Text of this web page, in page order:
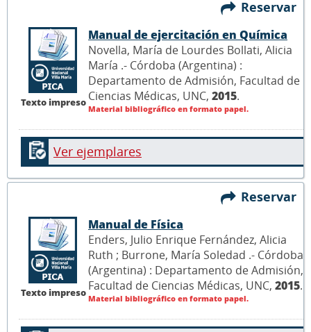
Reservar
Texto impreso
Manual de ejercitación en Química
Novella, María de Lourdes Bollati, Alicia
María .- Córdoba (Argentina) :
Departamento de Admisión, Facultad de
Ciencias Médicas, UNC, 2015.
Material bibliográfico en formato papel.
Ver ejemplares
Reservar
Texto impreso
Manual de Física
Enders, Julio Enrique Fernández, Alicia
Ruth ; Burrone, María Soledad .- Córdoba
(Argentina) : Departamento de Admisión,
Facultad de Ciencias Médicas, UNC, 2015.
Material bibliográfico en formato papel.